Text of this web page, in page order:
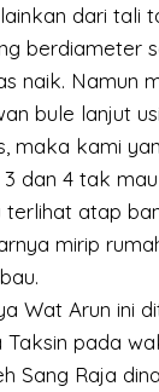
dari tali
berdiameter
naik. Namun
bule lanjut
maka kami
dan 4 tak
terlihat atap
mirip
Wat Arun ini
Taksin pada
Sang Raja